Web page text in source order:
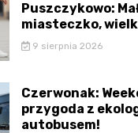
Puszczykowo:
miasteczko,
9 sierpnia 2026
Czerwonak:
przygoda z
autobusem!